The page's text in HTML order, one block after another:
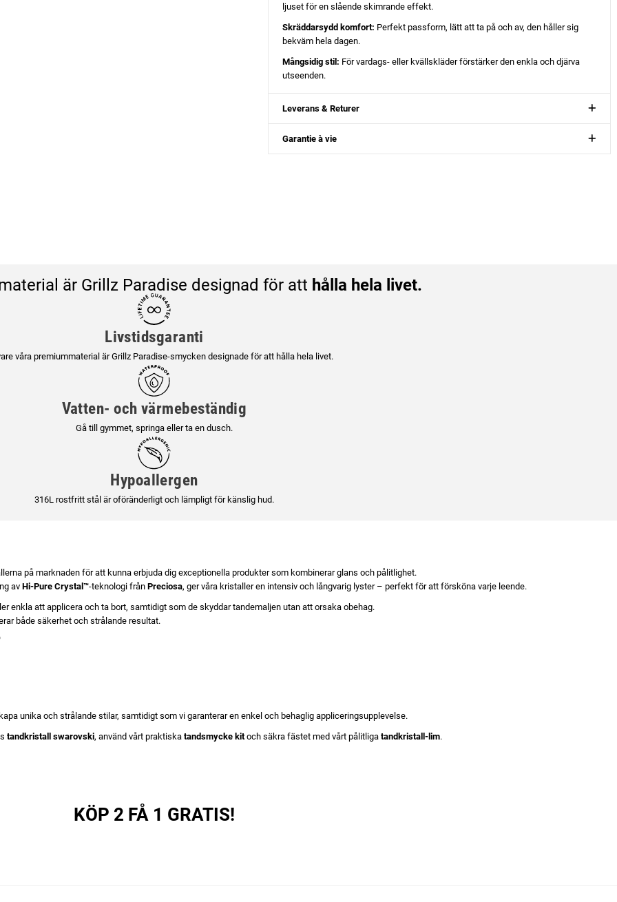
ljuset för en slående skimrande effekt.
Skräddarsydd komfort: Perfekt passform, lätt att ta på och av, den håller sig
bekväm hela dagen.
Mångsidig stil: För vardags- eller kvällskläder förstärker den enkla och djärva
utseenden.
Leverans & Returer
Garantie à vie
är Grillz Paradise designad för att hålla hela livet.
Livstidsgaranti
våra premiummaterial är Grillz Paradise-smycken designade för att hålla hela livet.
Vatten- och värmebeständig
Gå till gymmet, springa eller ta en dusch.
Hypoallergen
316L rostfritt stål är oföränderligt och lämpligt för känslig hud.
på marknaden för att kunna erbjuda dig exceptionella produkter som kombinerar glans och pålitlighet.
av Hi-Pure Crystal™-teknologi från Preciosa, ger våra kristaller en intensiv och långvarig lyster – perfekt för att försköna varje leende.
enkla att applicera och ta bort, samtidigt som de skyddar tandemaljen utan att orsaka obehag.
både säkerhet och strålande resultat.
unika och strålande stilar, samtidigt som vi garanterar en enkel och behaglig appliceringsupplevelse.
tandkristall swarovski, använd vårt praktiska tandsmycke kit och säkra fästet med vårt pålitliga tandkristall-lim.
KÖP 2 FÅ 1 GRATIS!